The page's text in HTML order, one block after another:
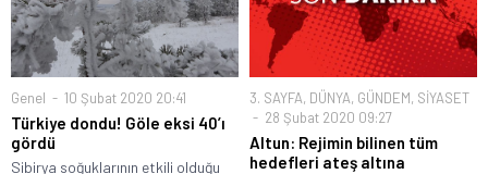
Genel 10 Şubat 2020 20:41
Türkiye dondu! Göle eksi 40’ı
gördü
Sibirya soğuklarının etkili olduğu
3. SAYFA, DÜNYA, GÜNDEM, SİYASET
28 Şubat 2020 09:27
Altun: Rejimin bilinen tüm
hedefleri ateş altına